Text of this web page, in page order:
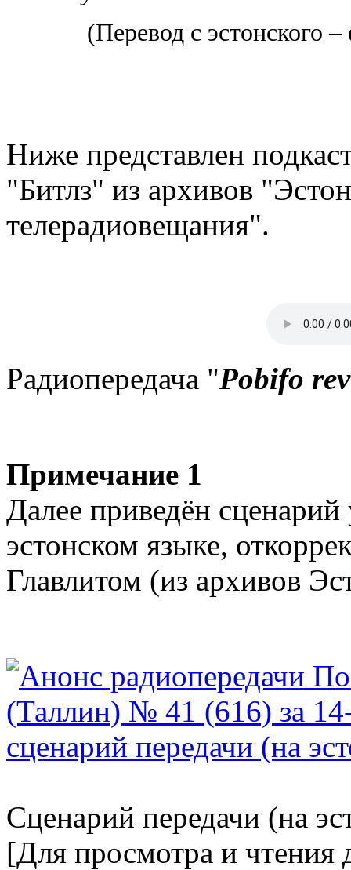
(Перевод с эстонского
Ниже представлен
"Битлз" из архивов
телерадиовещания".
Радиопередача "Pobifo
Примечание 1
Далее приведён сценарий
эстонском языке,
Главлитом (из архивов
Сценарий передачи (на
[Для просмотра и чтения